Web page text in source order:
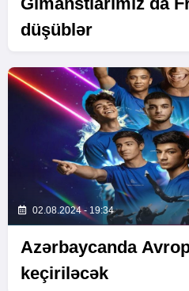
düşüblər
02.08.2024 - 19:34
Azərbaycanda
keçiriləcək